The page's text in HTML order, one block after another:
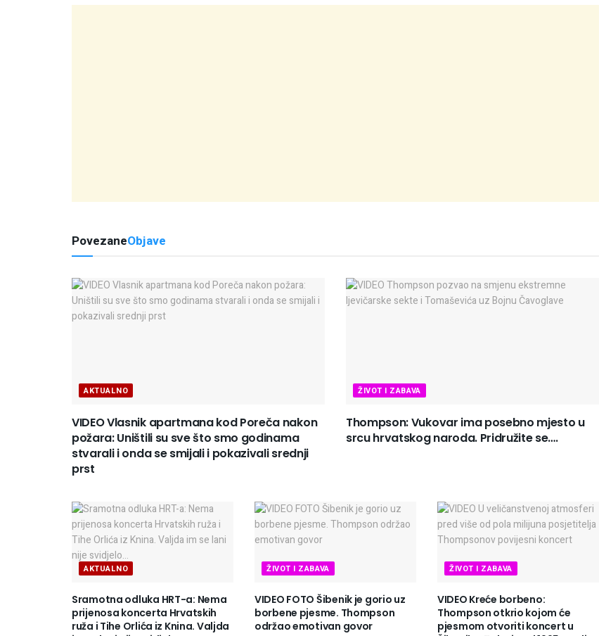
PovezaneObjave
AKTUALNO
VIDEO Vlasnik apartmana kod Poreča nakon
požara: Uništili su sve što smo godinama
stvarali i onda se smijali i pokazivali srednji
prst
ŽIVOT I ZABAVA
Thompson: Vukovar ima posebno mjesto u
srcu hrvatskog naroda. Pridružite se….
AKTUALNO
Sramotna odluka HRT-a: Nema
prijenosa koncerta Hrvatskih
ruža i Tihe Orlića iz Knina. Valjda
ŽIVOT I ZABAVA
VIDEO FOTO Šibenik je gorio uz
borbene pjesme. Thompson
održao emotivan govor
ŽIVOT I ZABAVA
VIDEO Kreće borbeno:
Thompson otkrio kojom će
pjesmom otvoriti koncert u